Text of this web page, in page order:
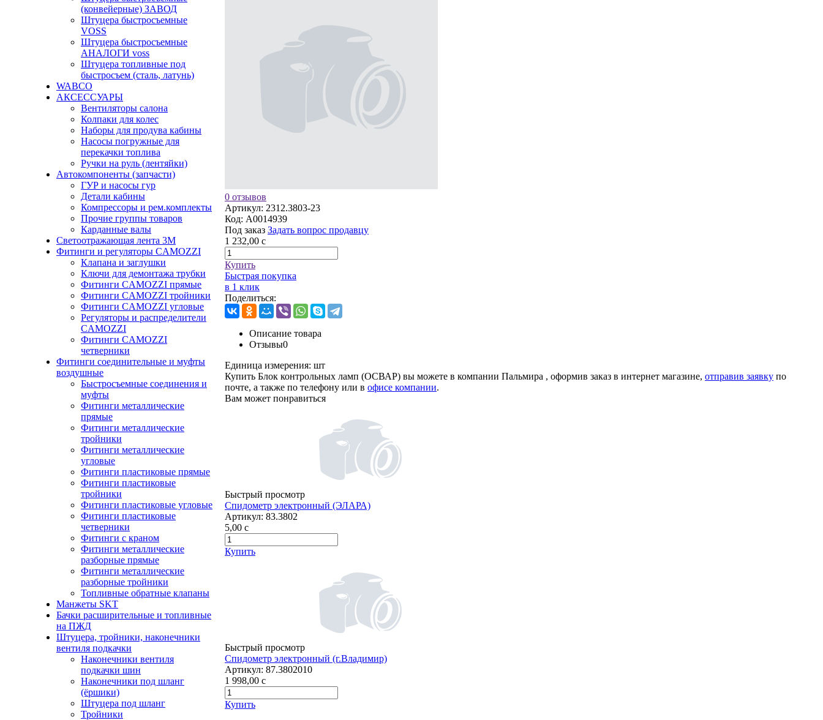
(конвейерные) ЗАВОД
Штуцера быстросъемные
VOSS
Штуцера быстросъемные
АНАЛОГИ voss
Штуцера топливные под
быстросъем (сталь, латунь)
WABCO
АКСЕССУАРЫ
Вентиляторы салона
Колпаки для колес
Наборы для продува кабины
Насосы погружные для
перекачки топлива
Ручки на руль (лентяйки)
Автокомпоненты (запчасти)
ГУР и насосы гур
Детали кабины
Компрессоры и рем.комплекты
Прочие группы товаров
Карданные валы
Светоотражающая лента 3М
Фитинги и регуляторы CAMOZZI
Клапана и заглушки
Ключи для демонтажа трубки
Фитинги CAMOZZI прямые
Фитинги CAMOZZI тройники
Фитинги CAMOZZI угловые
Регуляторы и распределители
CAMOZZI
Фитинги CAMOZZI
четверники
Фитинги соединительные и муфты
воздушные
Быстросъемные соединения и
муфты
Фитинги металлические
прямые
Фитинги металлические
тройники
Фитинги металлические
угловые
Фитинги пластиковые прямые
Фитинги пластиковые
тройники
Фитинги пластиковые угловые
Фитинги пластиковые
четверники
Фитинги с краном
Фитинги металлические
разборные прямые
Фитинги металлические
разборные тройники
Топливные обратные клапаны
Манжеты SKT
Бачки расширительные и топливные
на ПЖД
Штуцера, тройники, наконечники
вентиля подкачки
Наконечники вентиля
подкачки шин
Наконечники под шланг
(ёршики)
Штуцера под шланг
Тройники
0 отзывов
Артикул: 2312.3803-23
Код: A0014939
Под заказ Задать вопрос продавцу
1 232,00 c
Купить
Быстрая покупка
в 1 клик
Поделиться:
Описание товара
Отзывы0
Единица измерения: шт
Купить Блок контрольных ламп (ОСВАР) вы можете в компании Пальмира , оформив заказ в интернет магазине, отправив заявку по
почте, а также по телефону или в офисе компании.
Вам может понравиться
Быстрый просмотр
Спидометр электронный (ЭЛАРА)
Артикул: 83.3802
5,00 c
Купить
Быстрый просмотр
Спидометр электронный (г.Владимир)
Артикул: 87.3802010
1 998,00 c
Купить